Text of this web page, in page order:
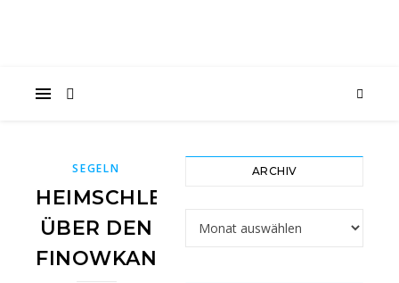
im
SEGELN
HEIMSCHLEPP
ÜBER DEN
FINOWKANAL
ARCHIV